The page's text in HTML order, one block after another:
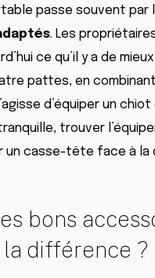
passe souvent par
. Les
ce qu’il y a de
pattes, en combinant
d’équiper un
trouver
un casse-tête face à la
bons
différence ?